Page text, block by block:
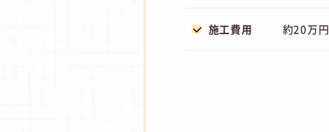
施工費用 約20万円